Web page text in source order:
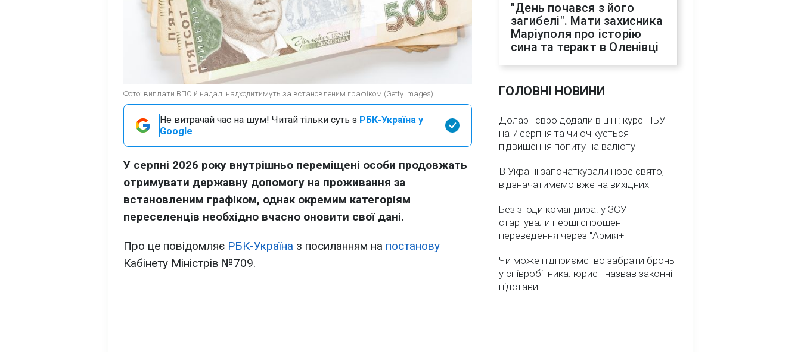
Фото: виплати ВПО й надалі надходитимуть за встановленим графіком (Getty Images)
Не витрачай час на шум! Читай тільки суть з РБК-Україна у
Google
У серпні 2026 року внутрішньо переміщені особи продовжать
отримувати державну допомогу на проживання за
встановленим графіком, однак окремим категоріям
переселенців необхідно вчасно оновити свої дані.
Про це повідомляє РБК-Україна з посиланням на постанову
Кабінету Міністрів №709.
"День почався з його
загибелі". Мати захисника
Маріуполя про історію
сина та теракт в Оленівці
ГОЛОВНІ НОВИНИ
Долар і євро додали в ціні: курс НБУ
на 7 серпня та чи очікується
підвищення попиту на валюту
В Україні започаткували нове свято,
відзначатимемо вже на вихідних
Без згоди командира: у ЗСУ
стартували перші спрощені
переведення через "Армія+"
Чи може підприємство забрати бронь
у співробітника: юрист назвав законні
підстави